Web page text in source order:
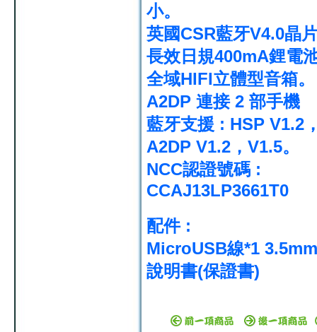
小。
英國CSR藍牙V4.0晶
長效日規400mA鋰電
全域HIFI立體型音箱。
A2DP 連接 2 部手機
藍牙支援 : HSP V1.2
A2DP V1.2，V1.5。
NCC認證號碼 :
CCAJ13LP3661T0
配件 :
MicroUSB線*1
說明書(保證書)